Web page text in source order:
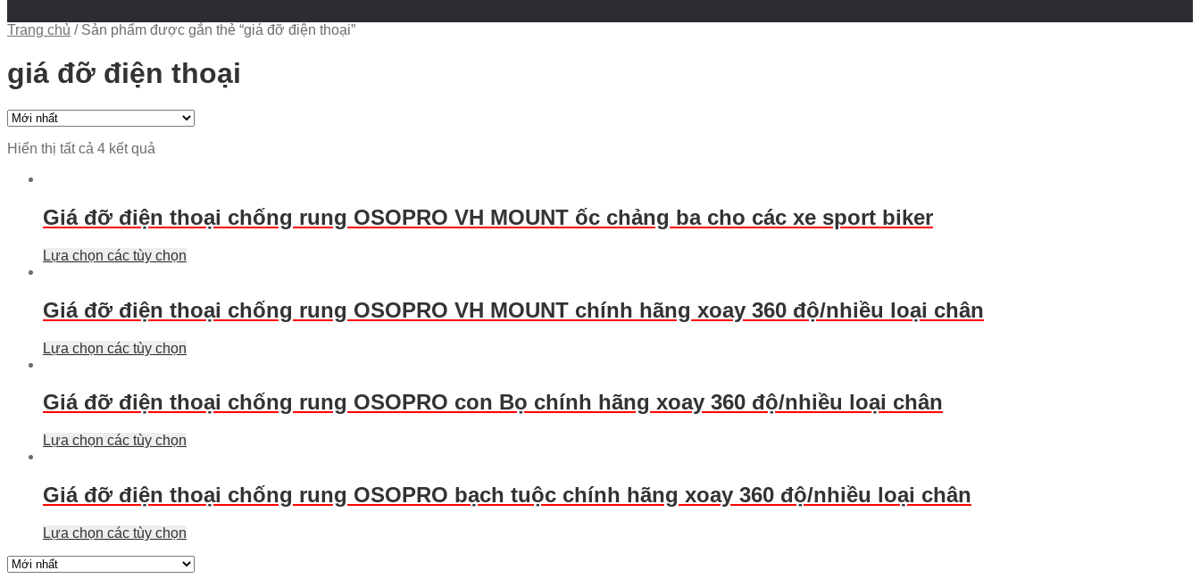
Trang chủ / Sản phẩm được gắn thẻ “giá đỡ điện thoại”
giá đỡ điện thoại
Hiển thị tất cả 4 kết quả
Giá đỡ điện thoại chống rung OSOPRO VH MOUNT ốc chảng ba cho các xe sport biker
Lựa chọn các tùy chọn
Giá đỡ điện thoại chống rung OSOPRO VH MOUNT chính hãng xoay 360 độ/nhiều loại chân
Lựa chọn các tùy chọn
Giá đỡ điện thoại chống rung OSOPRO con Bọ chính hãng xoay 360 độ/nhiều loại chân
Lựa chọn các tùy chọn
Giá đỡ điện thoại chống rung OSOPRO bạch tuộc chính hãng xoay 360 độ/nhiều loại chân
Lựa chọn các tùy chọn